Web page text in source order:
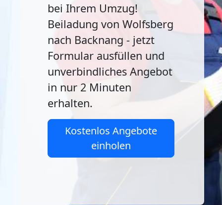
bei Ihrem Umzug!
Beiladung von Wolfsberg
nach Backnang - jetzt
Formular ausfüllen und
unverbindliches Angebot
in nur 2 Minuten
erhalten.
Kostenlos Angebote
einholen